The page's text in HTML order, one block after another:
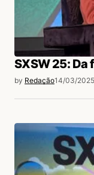
SXSW 25:
by Redação14/03/2025